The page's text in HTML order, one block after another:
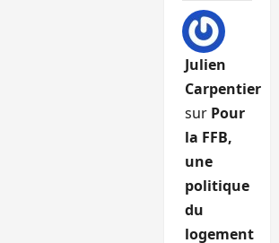
Julien
Carpentier
sur Pour
la FFB,
une
politique
du
logement